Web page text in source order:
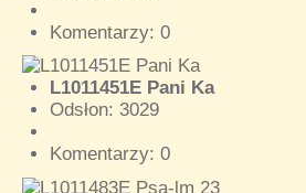
Komentarzy: 0
L1011451E Pani Ka
Odsłon: 3029
Komentarzy: 0